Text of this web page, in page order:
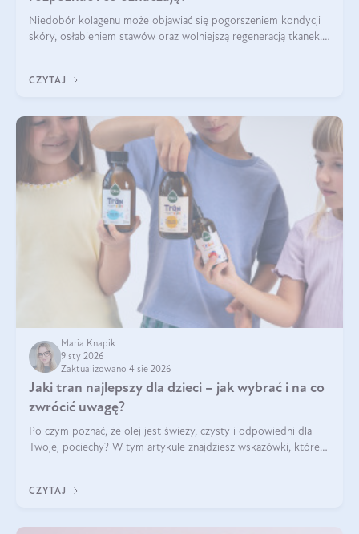
Niedobór kolagenu może objawiać się pogorszeniem kondycji
skóry, osłabieniem stawów oraz wolniejszą regeneracją tkanek.
osłabienie włosów.
CZYTAJ
Maria Knapik
9 sty 2026
Zaktualizowano 4 sie 2026
Jaki tran najlepszy dla dzieci – jak wybrać i na co
zwrócić uwagę?
Po czym poznać, że olej jest świeży, czysty i odpowiedni dla
Twojej pociechy? W tym artykule znajdziesz wskazówki, które
CZYTAJ